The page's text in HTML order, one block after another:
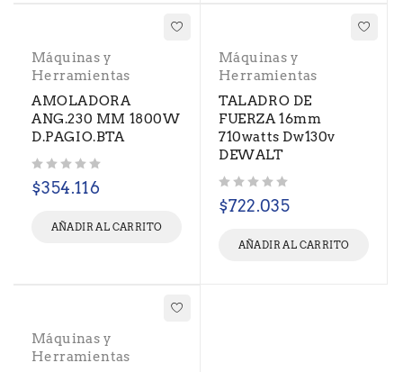
Máquinas y
Herramientas
AMOLADORA
ANG.230 MM 1800W
D.PAGIO.BTA
$354.116
AÑADIR AL CARRITO
Máquinas y
Herramientas
TALADRO DE
FUERZA 16mm
710watts Dw130v
DEWALT
$722.035
AÑADIR AL CARRITO
Máquinas y
Herramientas